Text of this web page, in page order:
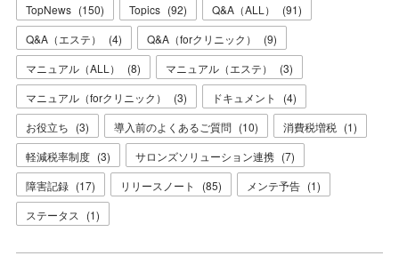
TopNews (150) Topics (92) Q&A（ALL） (91)
Q&A（エステ）
(4) Q&A（forクリニック） (9)
マニュアル（ALL）
(8) マニュアル（エステ） (3)
マニュアル（forクリニック）
(3) ドキュメント (4)
お役立ち (3) 導入前のよくあるご質問 (10) 消費税増税 (1)
軽減税率制度 (3) サロンズソリューション連携 (7)
障害記録 (17) リリースノート (85) メンテ予告 (1)
ステータス
(1)